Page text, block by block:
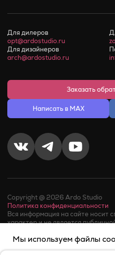
Для дилеров
opt@ardostudio.ru
Для дизайнеров
arch@ardostudio.ru
Заказать
Написать в MAX
Copyright @ 2026 Ardo Studio
Политика конфиденциальности
Вся информация на сайте носит
характер и не является
Факт телефонного звонка в
Мы используем файлы
вы соглашаетесь на их